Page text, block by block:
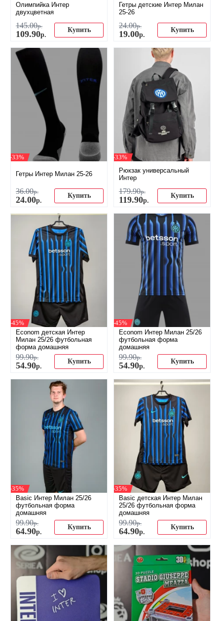
Олимпийка Интер
двухцветная
145.00р.
109.90р.
Купить
Гетры детские Интер Милан
25-26
24.00р.
19.00р.
Купить
-33%
Гетры Интер Милан 25-26
36.00р.
24.00р.
Купить
-33%
Рюкзак универсальный
Интер
179.90р.
119.90р.
Купить
-45%
Econom детская Интер
Милан 25/26 футбольная
форма домашняя
99.90р.
54.90р.
Купить
-45%
Econom Интер Милан 25/26
футбольная форма
домашняя
99.90р.
54.90р.
Купить
-35%
Basic Интер Милан 25/26
футбольная форма
домашняя
99.90р.
64.90р.
Купить
-35%
Basic детская Интер Милан
25/26 футбольная форма
домашняя
99.90р.
64.90р.
Купить